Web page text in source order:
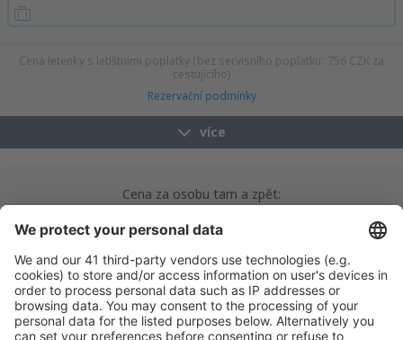
Cena letenky s letištními poplatky (bez servisního poplatku: 756 CZK za
cestujícího)
Rezervační podmínky
více
Cena za osobu tam a zpět:
18784
1 Prohlédněte si akce
Odlet
10 lis (úte) PRG - BKK 1 přestup